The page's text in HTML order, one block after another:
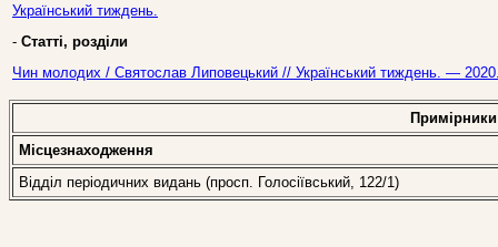
Український тиждень.
- Статті, розділи
Чин молодих / Святослав Липовецький // Український тиждень. —
Примірники
Місцезнаходження
Відділ періодичних видань (просп. Голосіївський, 122/1)